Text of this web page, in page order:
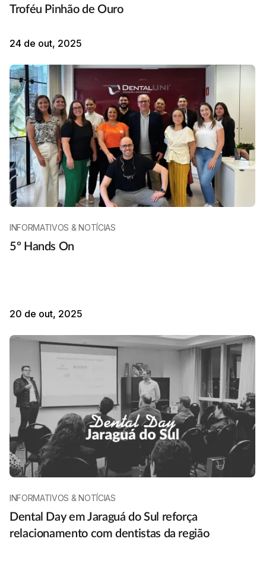
Troféu Pinhão de Ouro
24 de out, 2025
INFORMATIVOS & NOTÍCIAS
5º Hands On
20 de out, 2025
INFORMATIVOS & NOTÍCIAS
Dental Day em Jaraguá do Sul reforça
relacionamento com dentistas da região